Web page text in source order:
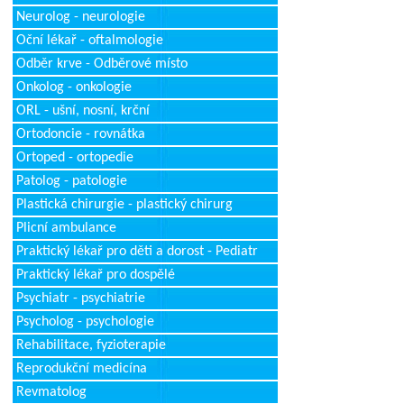
Neurolog - neurologie
Oční lékař - oftalmologie
Odběr krve - Odběrové místo
Onkolog - onkologie
ORL - ušní, nosní, krční
Ortodoncie - rovnátka
Ortoped - ortopedie
Patolog - patologie
Plastická chirurgie - plastický chirurg
Plicní ambulance
Praktický lékař pro děti a dorost - Pediatr
Praktický lékař pro dospělé
Psychiatr - psychiatrie
Psycholog - psychologie
Rehabilitace, fyzioterapie
Reprodukční medicína
Revmatolog